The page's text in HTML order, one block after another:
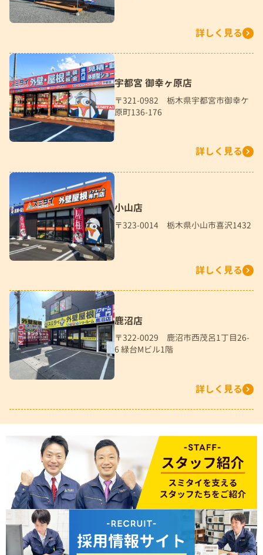
詳しく見る
宇都宮 御幸ヶ原店
〒321-0982 栃木県宇都宮市御幸ケ
原町136-176
詳しく見る
小山店
〒323-0014 栃木県小山市喜沢1432
詳しく見る
鹿沼店
〒322-0029 鹿沼市西茂呂1丁目26-
6 緑台Mビル1階
詳しく見る